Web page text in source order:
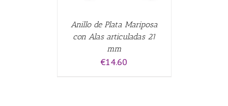
Anillo de Plata Mariposa
con Alas articuladas 21
mm
€14.60